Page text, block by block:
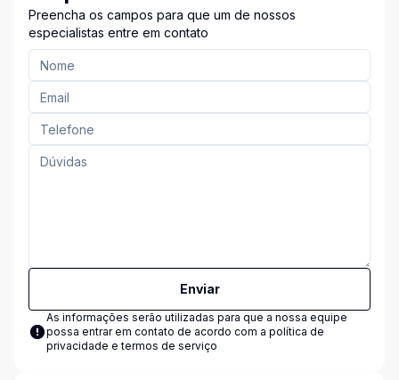
Preencha os campos para que um de nossos
especialistas entre em contato
Enviar
As informações serão utilizadas para que a nossa equipe
possa entrar em contato de acordo com a política de
privacidade e termos de serviço